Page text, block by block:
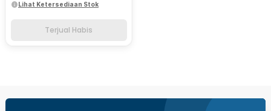
Lihat Ketersediaan Stok
Terjual Habis